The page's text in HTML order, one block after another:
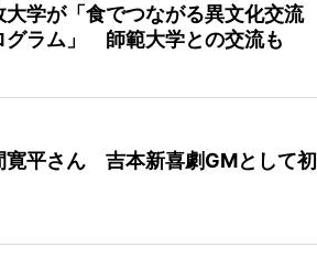
大学が「食でつながる異文化交流
グラム」 師範大学との交流も
寛平さん 吉本新喜劇GMとして初